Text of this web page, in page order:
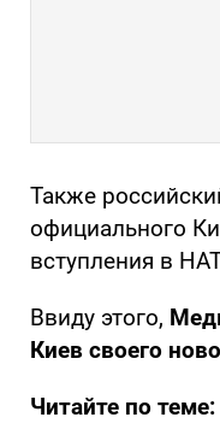
Также
официального
вступления в
Ввиду этого,
Киев своего
Читайте по теме: